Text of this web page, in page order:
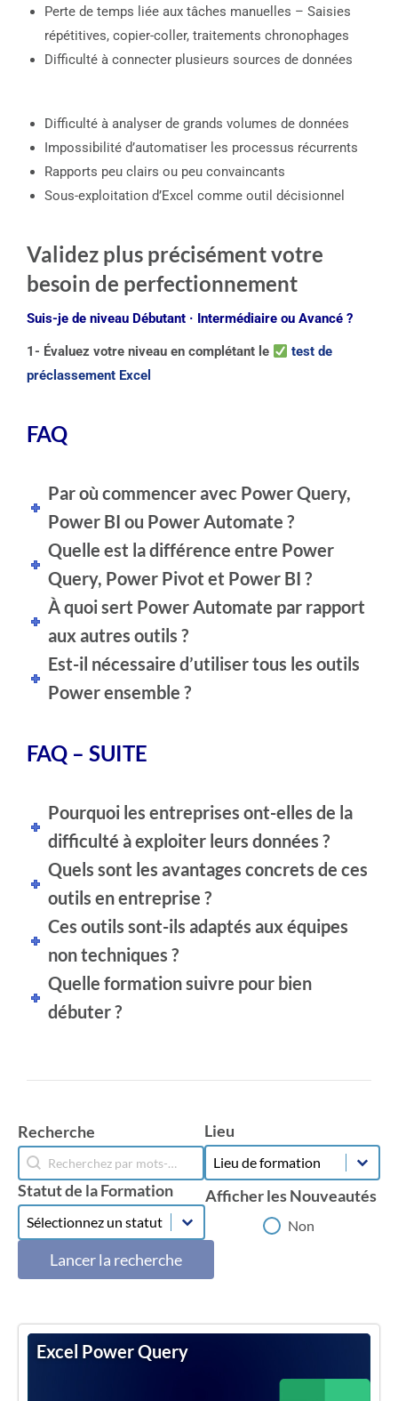
Perte de temps liée aux tâches manuelles – Saisies
répétitives, copier-coller, traitements chronophages
Difficulté à connecter plusieurs sources de données
Difficulté à analyser de grands volumes de données
Impossibilité d’automatiser les processus récurrents
Rapports peu clairs ou peu convaincants
Sous-exploitation d’Excel comme outil décisionnel
Validez plus précisément votre
besoin de perfectionnement
Suis-je de niveau Débutant · Intermédiaire ou Avancé ?
1- Évaluez votre niveau en complétant le
test de
préclassement Excel
FAQ
Par où commencer avec Power Query,
Power BI ou Power Automate ?
Quelle est la différence entre Power
Query, Power Pivot et Power BI ?
À quoi sert Power Automate par rapport
aux autres outils ?
Est-il nécessaire d’utiliser tous les outils
Power ensemble ?
FAQ – SUITE
Pourquoi les entreprises ont-elles de la
difficulté à exploiter leurs données ?
Quels sont les avantages concrets de ces
outils en entreprise ?
Ces outils sont-ils adaptés aux équipes
non techniques ?
Quelle formation suivre pour bien
débuter ?
Recherche
Recherche
Recherche
Lieu
Lieu
Lieu
Statut de la Formation
Statut de la Formation
Statut de la Formation
Afficher les Nouveautés
Afficher les Nouveautés
Non
Lancer la recherche
Excel Power Query